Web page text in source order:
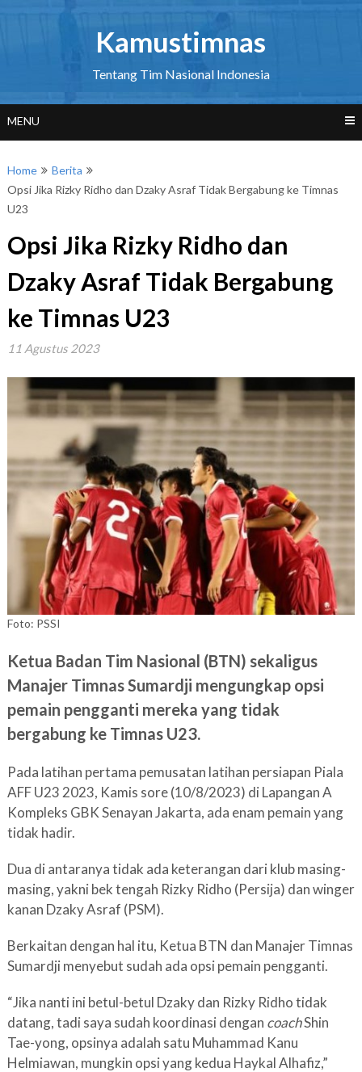
Kamustimnas
Tentang Tim Nasional Indonesia
MENU
Home
Berita
Opsi Jika Rizky Ridho dan Dzaky Asraf Tidak Bergabung ke Timnas
U23
Opsi Jika Rizky Ridho dan
Dzaky Asraf Tidak Bergabung
ke Timnas U23
11 Agustus 2023
Foto: PSSI
Ketua Badan Tim Nasional (BTN) sekaligus
Manajer Timnas Sumardji mengungkap opsi
pemain pengganti mereka yang tidak
bergabung ke Timnas U23.
Pada latihan pertama pemusatan latihan persiapan Piala
AFF U23 2023, Kamis sore (10/8/2023) di Lapangan A
Kompleks GBK Senayan Jakarta, ada enam pemain yang
tidak hadir.
Dua di antaranya tidak ada keterangan dari klub masing-
masing, yakni bek tengah Rizky Ridho (Persija) dan winger
kanan Dzaky Asraf (PSM).
Berkaitan dengan hal itu, Ketua BTN dan Manajer Timnas
Sumardji menyebut sudah ada opsi pemain pengganti.
“Jika nanti ini betul-betul Dzaky dan Rizky Ridho tidak
datang, tadi saya sudah koordinasi dengan coachShin
Tae-yong, opsinya adalah satu Muhammad Kanu
Helmiawan, mungkin opsi yang kedua Haykal Alhafiz,”